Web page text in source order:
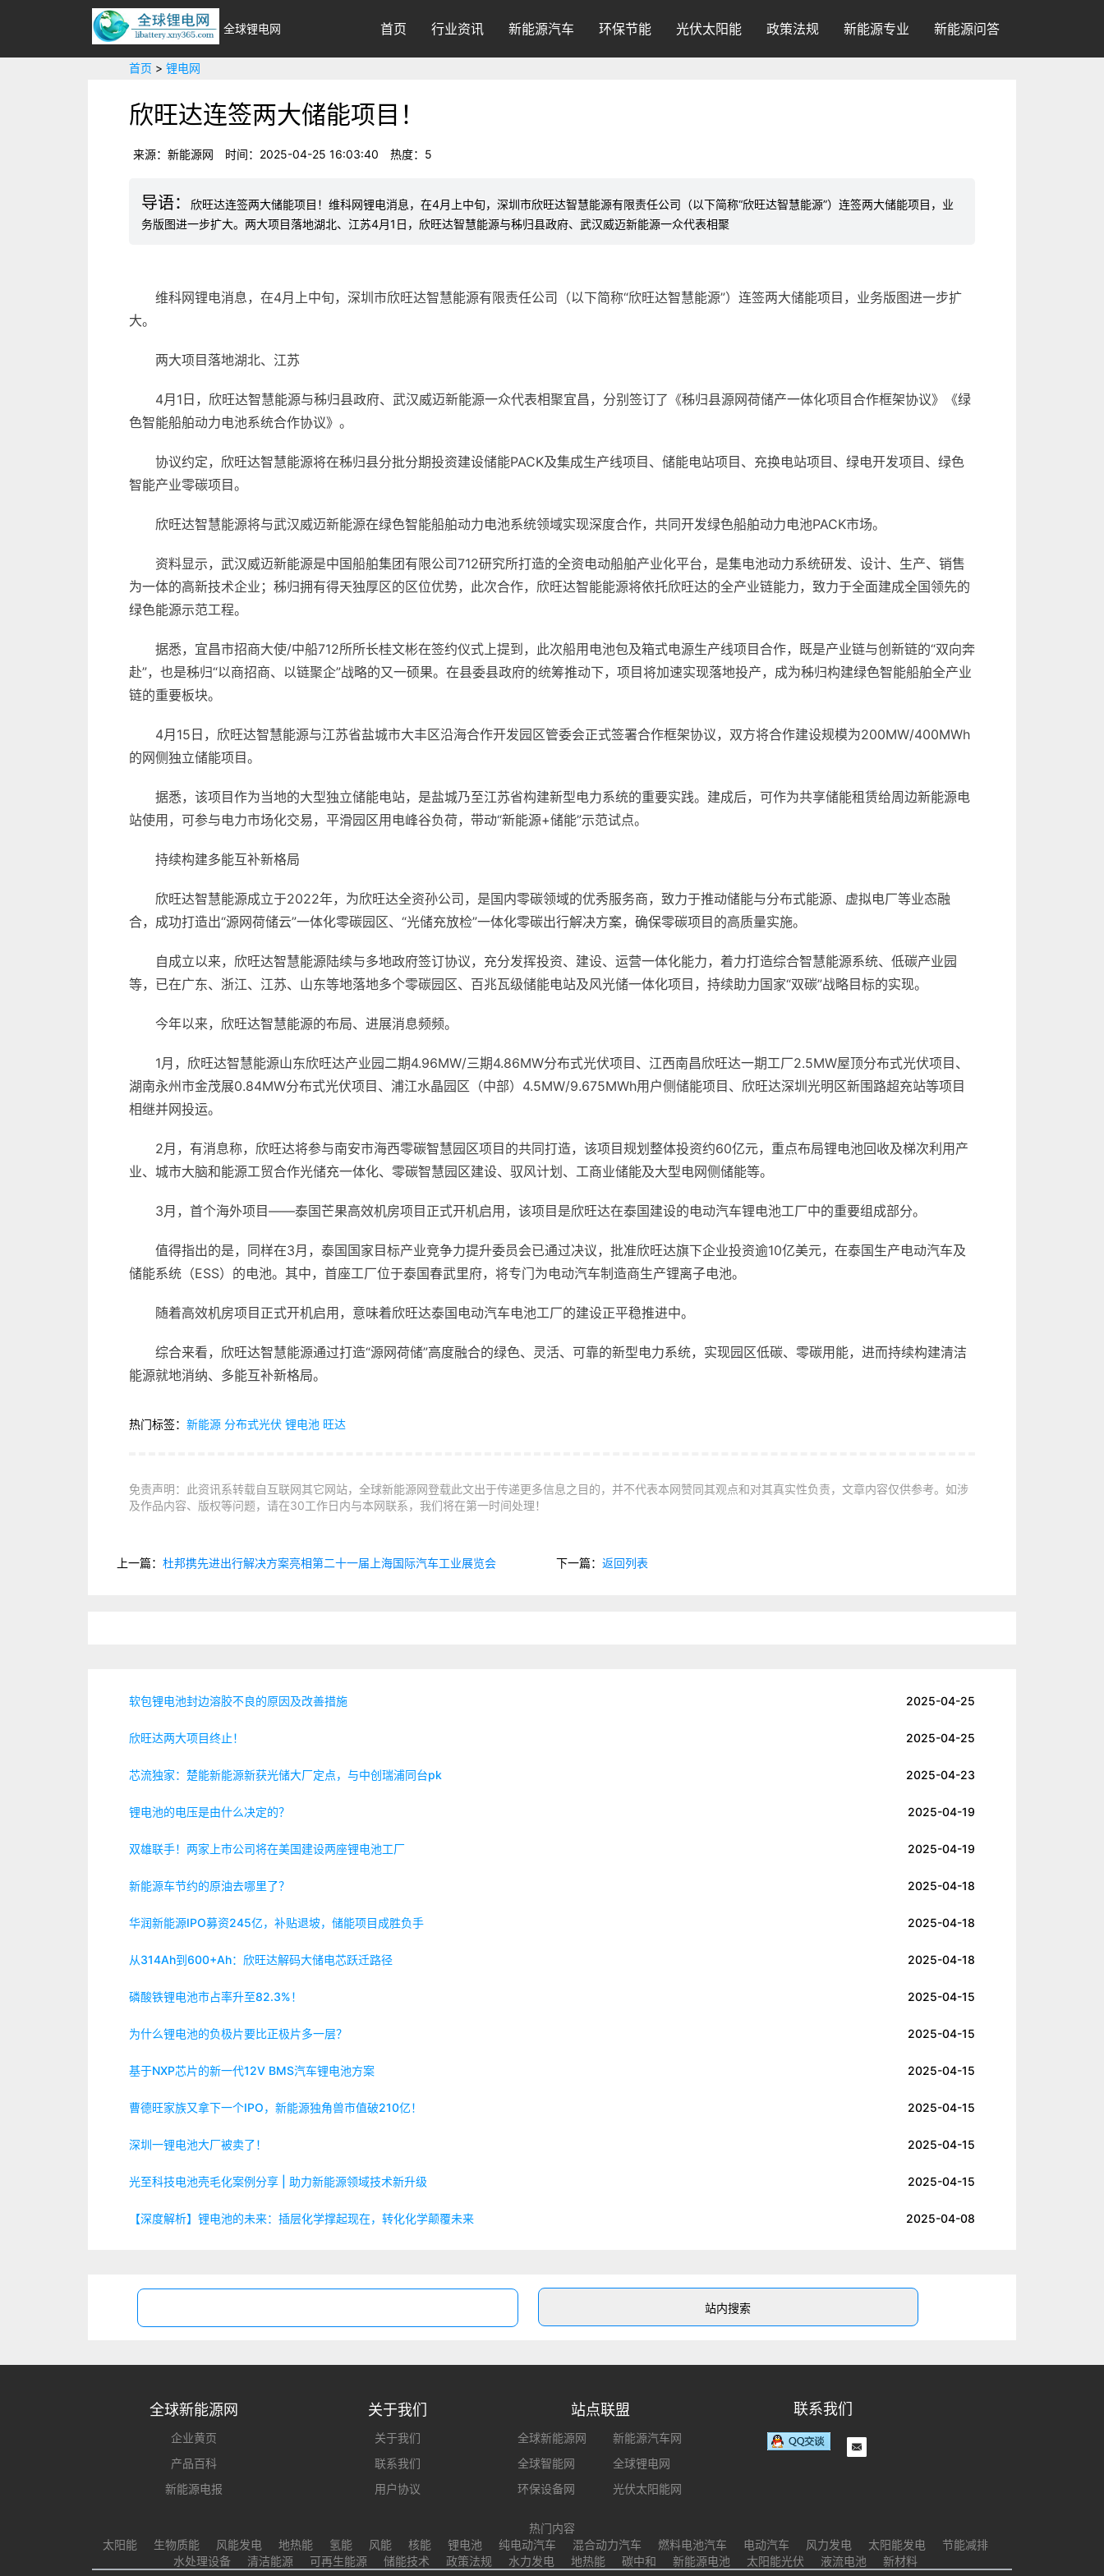
全球锂电网 首页 行业资讯 新能源汽车 环保节能 光伏太阳能 政策法规 新能源专业 新能源问答
首页 > 锂电网
欣旺达连签两大储能项目！
来源：新能源网 时间：2025-04-25 16:03:40 热度：5
欣旺达连签两大储能项目！维科网锂电消息，在4月上中旬，深圳市欣旺达智慧能源有限责任公司（以下简称“欣旺达智慧能源”）连签两大储能项目，业
务版图进一步扩大。两大项目落地湖北、江苏4月1日，欣旺达智慧能源与秭归县政府、武汉威迈新能源一众代表相聚
维科网锂电消息，在4月上中旬，深圳市欣旺达智慧能源有限责任公司（以下简称“欣旺达智慧能源”）连签两大储能项目，业务版图进一步扩
大。
两大项目落地湖北、江苏
4月1日，欣旺达智慧能源与秭归县政府、武汉威迈新能源一众代表相聚宜昌，分别签订了《秭归县源网荷储产一体化项目合作框架协议》《绿
色智能船舶动力电池系统合作协议》。
协议约定，欣旺达智慧能源将在秭归县分批分期投资建设储能PACK及集成生产线项目、储能电站项目、充换电站项目、绿电开发项目、绿色
智能产业零碳项目。
欣旺达智慧能源将与武汉威迈新能源在绿色智能船舶动力电池系统领域实现深度合作，共同开发绿色船舶动力电池PACK市场。
资料显示，武汉威迈新能源是中国船舶集团有限公司712研究所打造的全资电动船舶产业化平台，是集电池动力系统研发、设计、生产、销售
为一体的高新技术企业；秭归拥有得天独厚区的区位优势，此次合作，欣旺达智能能源将依托欣旺达的全产业链能力，致力于全面建成全国领先的
绿色能源示范工程。
据悉，宜昌市招商大使/中船712所所长桂文彬在签约仪式上提到，此次船用电池包及箱式电源生产线项目合作，既是产业链与创新链的“双向奔
赴”，也是秭归“以商招商、以链聚企”战略的又一硕果。在县委县政府的统筹推动下，项目将加速实现落地投产，成为秭归构建绿色智能船舶全产业
链的重要板块。
4月15日，欣旺达智慧能源与江苏省盐城市大丰区沿海合作开发园区管委会正式签署合作框架协议，双方将合作建设规模为200MW/400MWh
的网侧独立储能项目。
据悉，该项目作为当地的大型独立储能电站，是盐城乃至江苏省构建新型电力系统的重要实践。建成后，可作为共享储能租赁给周边新能源电
站使用，可参与电力市场化交易，平滑园区用电峰谷负荷，带动“新能源+储能”示范试点。
持续构建多能互补新格局
欣旺达智慧能源成立于2022年，为欣旺达全资孙公司，是国内零碳领域的优秀服务商，致力于推动储能与分布式能源、虚拟电厂等业态融
合，成功打造出“源网荷储云”一体化零碳园区、“光储充放检”一体化零碳出行解决方案，确保零碳项目的高质量实施。
自成立以来，欣旺达智慧能源陆续与多地政府签订协议，充分发挥投资、建设、运营一体化能力，着力打造综合智慧能源系统、低碳产业园
等，已在广东、浙江、江苏、山东等地落地多个零碳园区、百兆瓦级储能电站及风光储一体化项目，持续助力国家“双碳”战略目标的实现。
今年以来，欣旺达智慧能源的布局、进展消息频频。
1月，欣旺达智慧能源山东欣旺达产业园二期4.96MW/三期4.86MW分布式光伏项目、江西南昌欣旺达一期工厂2.5MW屋顶分布式光伏项目、
湖南永州市金茂展0.84MW分布式光伏项目、浦江水晶园区（中部）4.5MW/9.675MWh用户侧储能项目、欣旺达深圳光明区新围路超充站等项目
相继并网投运。
2月，有消息称，欣旺达将参与南安市海西零碳智慧园区项目的共同打造，该项目规划整体投资约60亿元，重点布局锂电池回收及梯次利用产
业、城市大脑和能源工贸合作光储充一体化、零碳智慧园区建设、驭风计划、工商业储能及大型电网侧储能等。
3月，首个海外项目——泰国芒果高效机房项目正式开机启用，该项目是欣旺达在泰国建设的电动汽车锂电池工厂中的重要组成部分。
值得指出的是，同样在3月，泰国国家目标产业竞争力提升委员会已通过决议，批准欣旺达旗下企业投资逾10亿美元，在泰国生产电动汽车及
储能系统（ESS）的电池。其中，首座工厂位于泰国春武里府，将专门为电动汽车制造商生产锂离子电池。
随着高效机房项目正式开机启用，意味着欣旺达泰国电动汽车电池工厂的建设正平稳推进中。
综合来看，欣旺达智慧能源通过打造“源网荷储”高度融合的绿色、灵活、可靠的新型电力系统，实现园区低碳、零碳用能，进而持续构建清洁
能源就地消纳、多能互补新格局。
热门标签： 新能源 分布式光伏 锂电池 旺达
免责声明：此资讯系转载自互联网其它网站，全球新能源网登载此文出于传递更多信息之目的，并不代表本网赞同其观点和对其真实性负责，文章内容仅供参考。如涉
及作品内容、版权等问题，请在30工作日内与本网联系，我们将在第一时间处理！
上一篇： 杜邦携先进出行解决方案亮相第二十一届上海国际汽车工业展览会 下一篇： 返回列表
软包锂电池封边溶胶不良的原因及改善措施 2025-04-25
欣旺达两大项目终止！ 2025-04-25
芯流独家：楚能新能源新获光储大厂定点，与中创瑞浦同台pk 2025-04-23
锂电池的电压是由什么决定的？ 2025-04-19
双雄联手！两家上市公司将在美国建设两座锂电池工厂 2025-04-19
新能源车节约的原油去哪里了？ 2025-04-18
华润新能源IPO募资245亿，补贴退坡，储能项目成胜负手 2025-04-18
从314Ah到600+Ah：欣旺达解码大储电芯跃迁路径 2025-04-18
磷酸铁锂电池市占率升至82.3%！ 2025-04-15
为什么锂电池的负极片要比正极片多一层？ 2025-04-15
基于NXP芯片的新一代12V BMS汽车锂电池方案 2025-04-15
曹德旺家族又拿下一个IPO，新能源独角兽市值破210亿！ 2025-04-15
深圳一锂电池大厂被卖了！ 2025-04-15
光至科技电池壳毛化案例分享 | 助力新能源领域技术新升级 2025-04-15
【深度解析】锂电池的未来：插层化学撑起现在，转化化学颠覆未来 2025-04-08
全球新能源网
企业黄页
产品百科
新能源电报
关于我们
关于我们
联系我们
用户协议
站点联盟
全球新能源网
新能源汽车网
全球智能网
全球锂电网
环保设备网
光伏太阳能网
联系我们
热门内容
太阳能
生物质能 风能发电 地热能 氢能 风能 核能 锂电池 纯电动汽车 混合动力汽车 燃料电池汽车 电动汽车 风力发电 太阳能发电
节能减排
水处理设备
清洁能源 可再生能源 储能技术 政策法规 水力发电 地热能 碳中和 新能源电池 太阳能光伏 液流电池 新材料